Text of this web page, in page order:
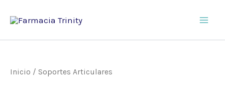
Inicio / Soportes Articulares